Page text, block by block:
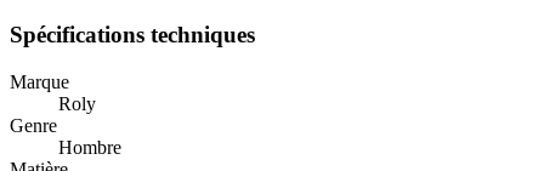
Spécifications techniques
Marque
Roly
Genre
Hombre